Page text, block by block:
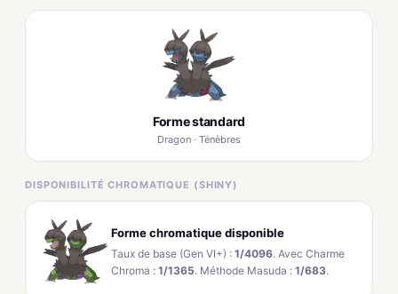
Forme standard
Dragon · Ténèbres
DISPONIBILITÉ CHROMATIQUE (SHINY)
Forme chromatique disponible
Taux de base (Gen VI+) : 1/4096. Avec Charme
Chroma : 1/1365. Méthode Masuda : 1/683.